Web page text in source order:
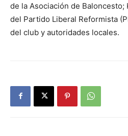
de la Asociación de
del Partido Liberal Reformista
del club y autoridades locales.